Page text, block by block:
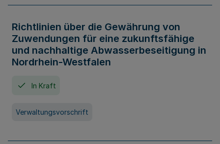
Richtlinien über die Gewährung von
Zuwendungen für eine zukunftsfähige
und nachhaltige Abwasserbeseitigung in
Nordrhein-Westfalen
In Kraft
Verwaltungsvorschrift